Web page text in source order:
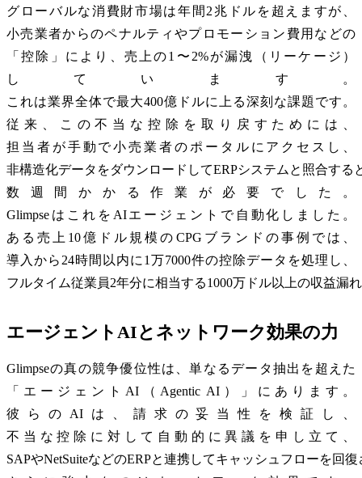
グローバルな消費財市場は年間2兆ドルを超えますが、
小売業者からのペナルティやプロモーション費用などの
「控除」により、売上の1〜2%が漏洩（リーケージ）
しています。
これは業界全体で最大400億ドルに上る深刻な課題です。
従来、この不当な控除を取り戻すためには、
担当者が手動で小売業者のポータルにアクセスし、
非構造化データをダウンロードしてERPシステムと照合する
数週間かかる作業が必要でした。
GlimpseはこれをAIエージェントで自動化しました。
ある売上10億ドル規模のCPGブランドの事例では、
導入から24時間以内に1万7000件の控除データを処理し、
フルタイム従業員2年分に相当する1000万ドル以上の収益漏
エージェントAIとネットワーク効果の力
Glimpseの真の競争優位性は、単なるデータ抽出を超えた
「エージェントAI（Agentic AI）」にあります。
彼らのAIは、請求の妥当性を検証し、
不当な控除に対して自動的に異議を申し立て、
SAPやNetSuiteなどのERPと連携してキャッシュフローを回